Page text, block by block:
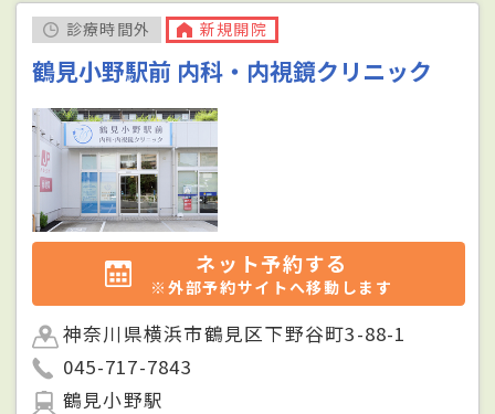
診療時間外 新規開院
鶴見小野駅前 内科・内視鏡クリニック
ネット予約する
※外部予約サイトへ移動します
神奈川県横浜市鶴見区下野谷町3-88-1
045-717-7843
鶴見小野駅